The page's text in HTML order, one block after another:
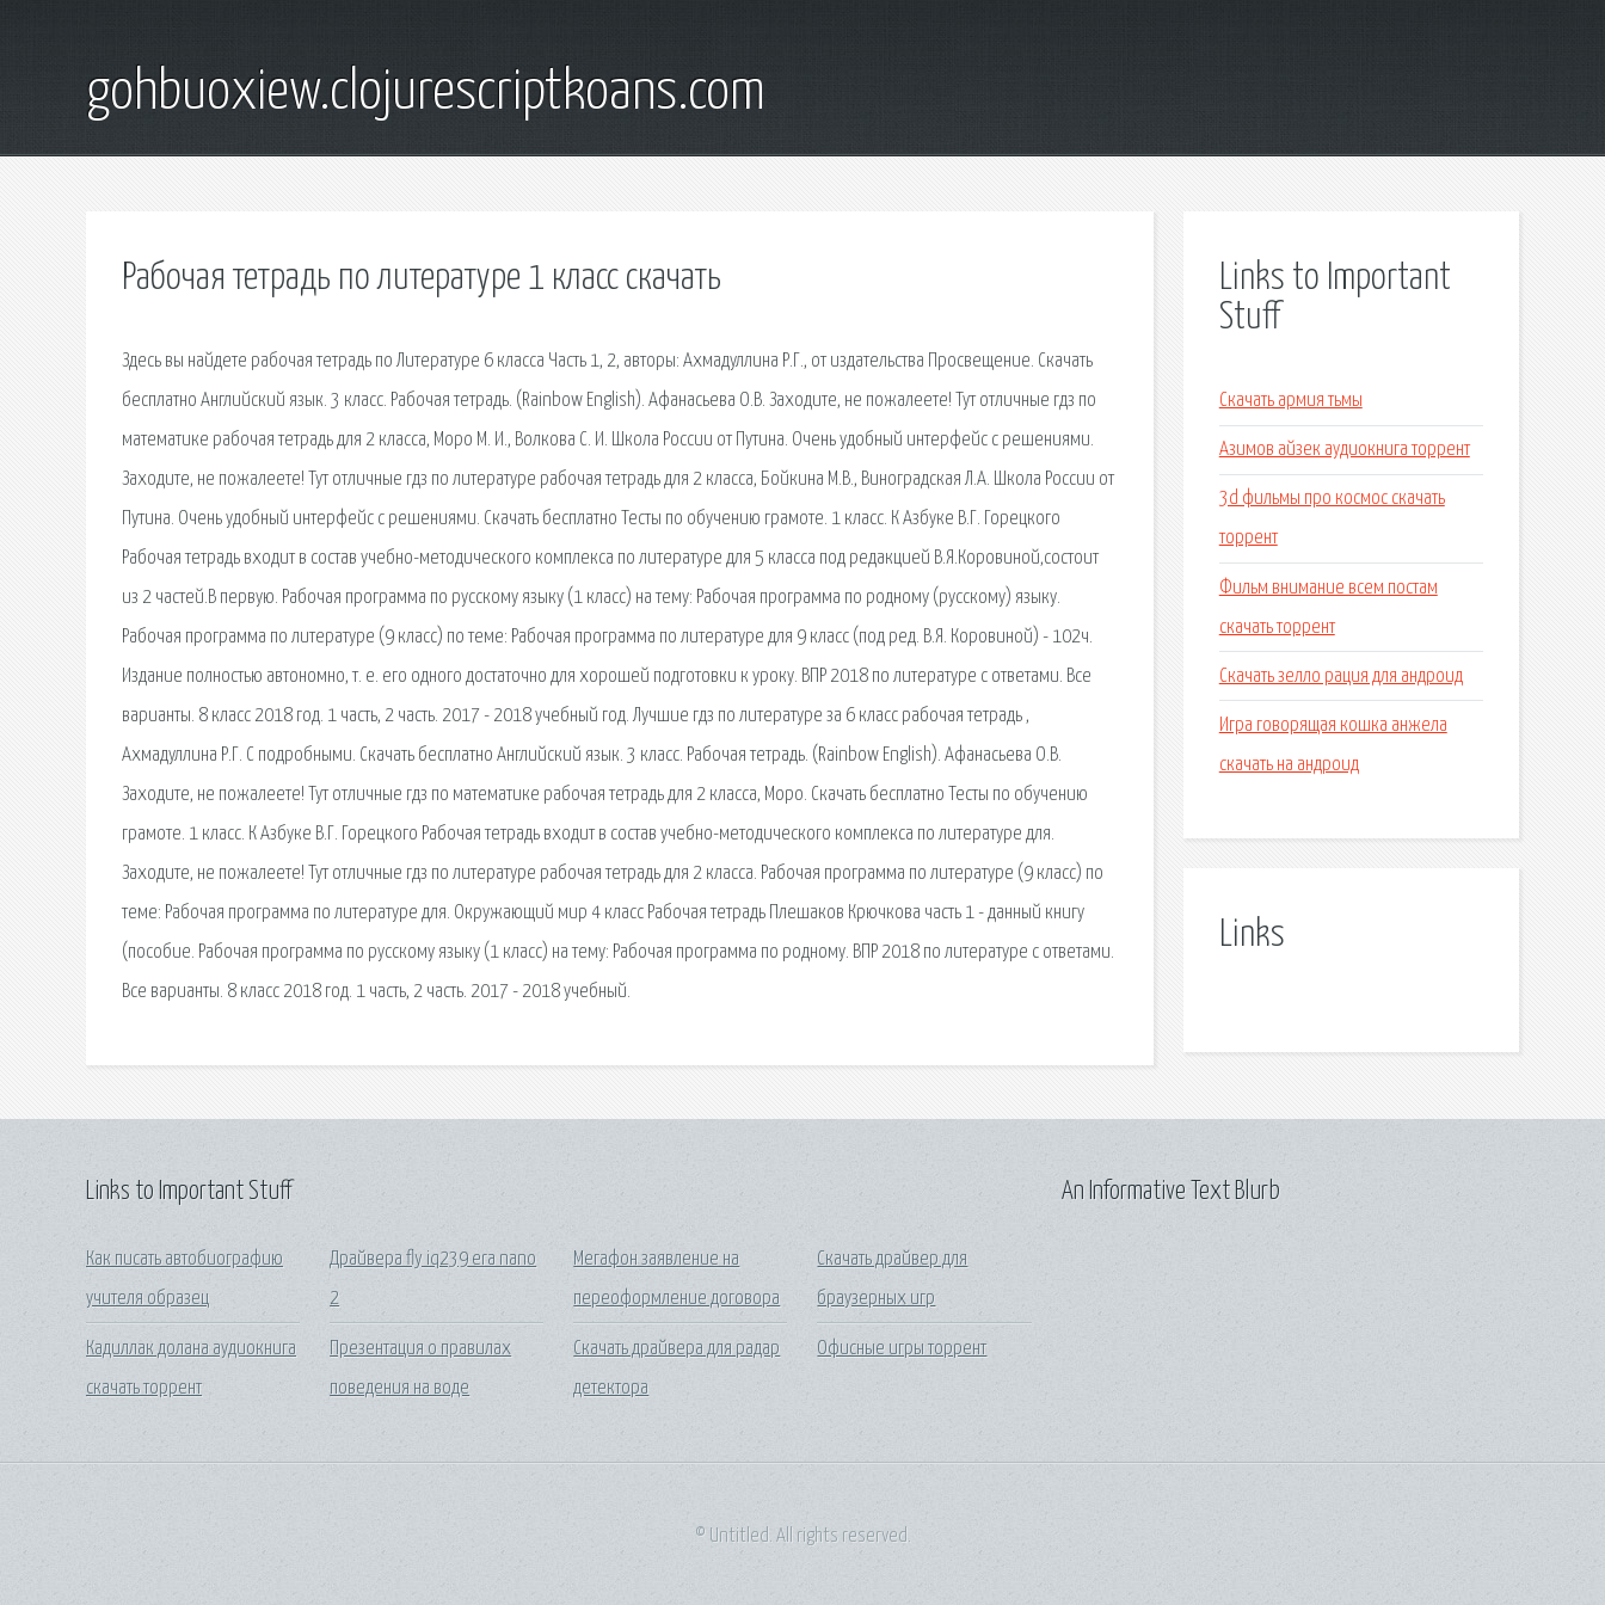
gohbuoxiew.clojurescriptkoans.com
Рабочая тетрадь по литературе 1 класс скачать
Здесь вы найдете рабочая тетрадь по Литературе 6 класса Часть 1, 2, авторы: Ахмадуллина Р.Г., от издательства Просвещение. Скачать
бесплатно Английский язык. 3 класс. Рабочая тетрадь. (Rainbow English). Афанасьева О.В. Заходите, не пожалеете! Тут отличные гдз по
математике рабочая тетрадь для 2 класса, Моро М. И., Волкова С. И. Школа России от Путина. Очень удобный интерфейс с решениями.
Заходите, не пожалеете! Тут отличные гдз по литературе рабочая тетрадь для 2 класса, Бойкина М.В., Виноградская Л.А. Школа России от
Путина. Очень удобный интерфейс с решениями. Скачать бесплатно Тесты по обучению грамоте. 1 класс. К Азбуке В.Г. Горецкого
Рабочая тетрадь входит в состав учебно-методического комплекса по литературе для 5 класса под редакцией В.Я.Коровиной,состоит
из 2 частей.В первую. Рабочая программа по русскому языку (1 класс) на тему: Рабочая программа по родному (русскому) языку.
Рабочая программа по литературе (9 класс) по теме: Рабочая программа по литературе для 9 класс (под ред. В.Я. Коровиной) - 102ч.
Издание полностью автономно, т. е. его одного достаточно для хорошей подготовки к уроку. ВПР 2018 по литературе с ответами. Все
варианты. 8 класс 2018 год. 1 часть, 2 часть. 2017 - 2018 учебный год. Лучшие гдз по литературе за 6 класс рабочая тетрадь ,
Ахмадуллина Р.Г. С подробными. Скачать бесплатно Английский язык. 3 класс. Рабочая тетрадь. (Rainbow English). Афанасьева О.В.
Заходите, не пожалеете! Тут отличные гдз по математике рабочая тетрадь для 2 класса, Моро. Скачать бесплатно Тесты по обучению
грамоте. 1 класс. К Азбуке В.Г. Горецкого Рабочая тетрадь входит в состав учебно-методического комплекса по литературе для.
Заходите, не пожалеете! Тут отличные гдз по литературе рабочая тетрадь для 2 класса. Рабочая программа по литературе (9 класс) по
теме: Рабочая программа по литературе для. Окружающий мир 4 класс Рабочая тетрадь Плешаков Крючкова часть 1 - данный книгу
(пособие. Рабочая программа по русскому языку (1 класс) на тему: Рабочая программа по родному. ВПР 2018 по литературе с ответами.
Все варианты. 8 класс 2018 год. 1 часть, 2 часть. 2017 - 2018 учебный.
Links to Important
Stuff
Скачать армия тьмы
Азимов айзек аудиокнига торрент
3d фильмы про космос скачать
торрент
Фильм внимание всем постам
скачать торрент
Скачать зелло рация для андроид
Игра говорящая кошка анжела
скачать на андроид
Links
Links to Important Stuff
Как писать автобиографию
учителя образец
Кадиллак долана аудиокнига
скачать торрент
Драйвера fly iq239 era nano
2
Презентация о правилах
поведения на воде
Мегафон заявление на
переоформление договора
Скачать драйвера для радар
детектора
Скачать драйвер для
браузерных игр
Офисные игры торрент
An Informative Text Blurb
© Untitled. All rights reserved.